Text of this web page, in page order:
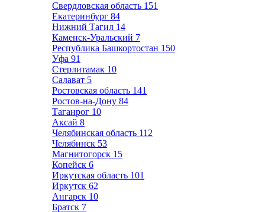
Свердловская область 151
Екатеринбург 84
Нижний Тагил 14
Каменск-Уральский 7
Республика Башкортостан 150
Уфа 91
Стерлитамак 10
Салават 5
Ростовская область 141
Ростов-на-Дону 84
Таганрог 10
Аксай 8
Челябинская область 112
Челябинск 53
Магнитогорск 15
Копейск 6
Иркутская область 101
Иркутск 62
Ангарск 10
Братск 7